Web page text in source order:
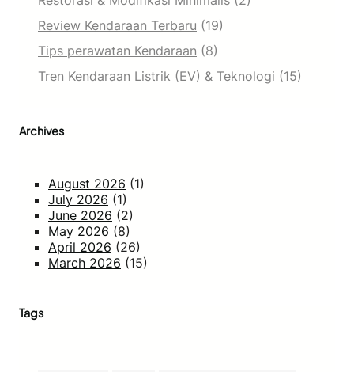
Review Kendaraan Terbaru (19)
Tips perawatan Kendaraan (8)
Tren Kendaraan Listrik (EV) & Teknologi (15)
Archives
August 2026 (1)
July 2026 (1)
June 2026 (2)
May 2026 (8)
April 2026 (26)
March 2026 (15)
Tags